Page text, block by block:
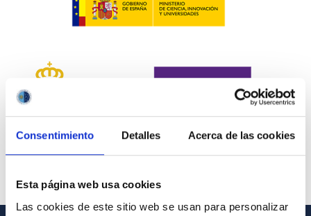
Consentimiento Detalles Acerca de las cookies
Esta página web usa cookies
Las cookies de este sitio web se usan para personalizar